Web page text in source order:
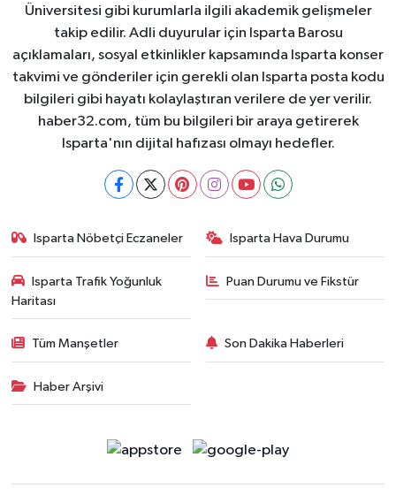
Üniversitesi gibi kurumlarla ilgili akademik gelişmeler
takip edilir. Adli duyurular için Isparta Barosu
açıklamaları, sosyal etkinlikler kapsamında Isparta konser
takvimi ve gönderiler için gerekli olan Isparta posta kodu
bilgileri gibi hayatı kolaylaştıran verilere de yer verilir.
haber32.com, tüm bu bilgileri bir araya getirerek
Isparta'nın dijital hafızası olmayı hedefler.
Isparta Nöbetçi Eczaneler Isparta Hava Durumu
Isparta Trafik Yoğunluk
Haritası
Puan Durumu ve Fikstür
Tüm Manşetler Son Dakika Haberleri
Haber Arşivi